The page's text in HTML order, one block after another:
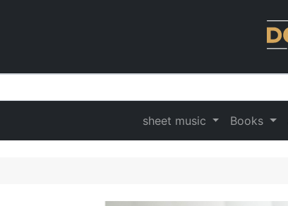
sheet music Books